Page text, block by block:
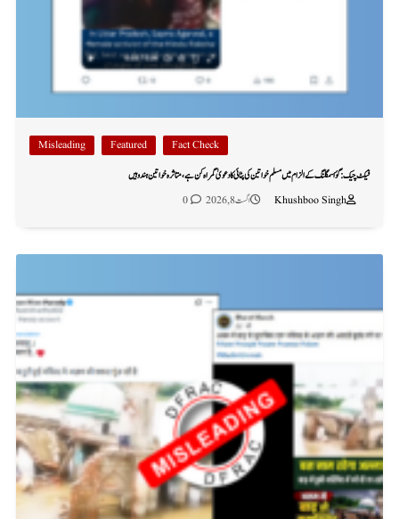
Fact Check
Featured
Misleading
فیکٹ چیک: گؤ اسمگلنگ کے الزام میں مسلم خواتین کی پٹائی کا دعویٰ گمراہ کن ہے، متاثرہ خواتین ہندو ہیں
Khushboo Singh
اگست 8, 2026 0